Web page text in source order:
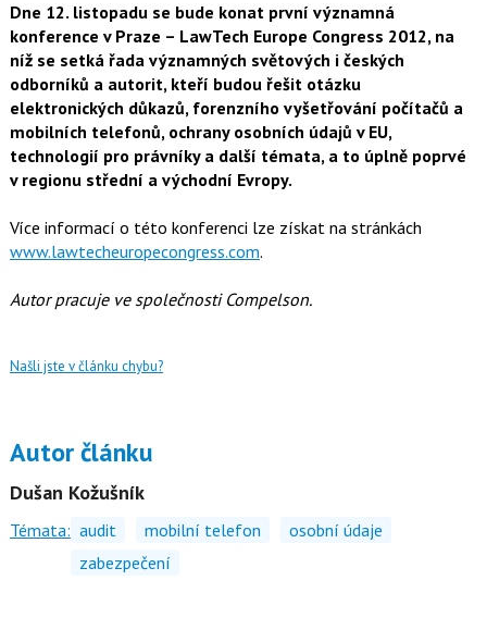
Dne 12. listopadu se bude konat první významná
konference v Praze – LawTech Europe Congress 2012, na
níž se setká řada významných světových i českých
odborníků a autorit, kteří budou řešit otázku
elektronických důkazů, forenzního vyšetřování počítačů a
mobilních telefonů, ochrany osobních údajů v EU,
technologií pro právníky a další témata, a to úplně poprvé
v regionu střední a východní Evropy.
Více informací o této konferenci lze získat na stránkách
www.lawtecheuropecongress.com.
Autor pracuje ve společnosti Compelson.
Našli jste v článku chybu?
Autor článku
Dušan Kožušník
Témata: audit mobilní telefon
osobní údaje
zabezpečení